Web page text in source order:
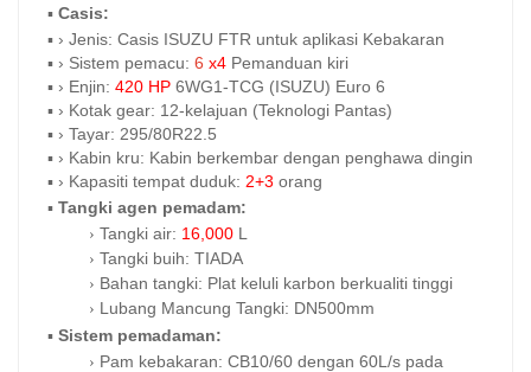
▪ Casis:
▪ › Jenis: Casis ISUZU FTR untuk aplikasi Kebakaran
▪ › Sistem pemacu: 6 x4 Pemanduan kiri
▪ › Enjin: 420 HP 6WG1-TCG (ISUZU) Euro 6
▪ › Kotak gear: 12-kelajuan (Teknologi Pantas)
▪ › Tayar: 295/80R22.5
▪ › Kabin kru: Kabin berkembar dengan penghawa dingin
▪ › Kapasiti tempat duduk: 2+3 orang
▪ Tangki agen pemadam:
› Tangki air: 16,000 L
› Tangki buih: TIADA
› Bahan tangki: Plat keluli karbon berkualiti tinggi
› Lubang Mancung Tangki: DN500mm
▪ Sistem pemadaman:
› Pam kebakaran: CB10/60 dengan 60L/s pada